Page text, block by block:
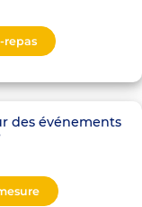
repas
des événements